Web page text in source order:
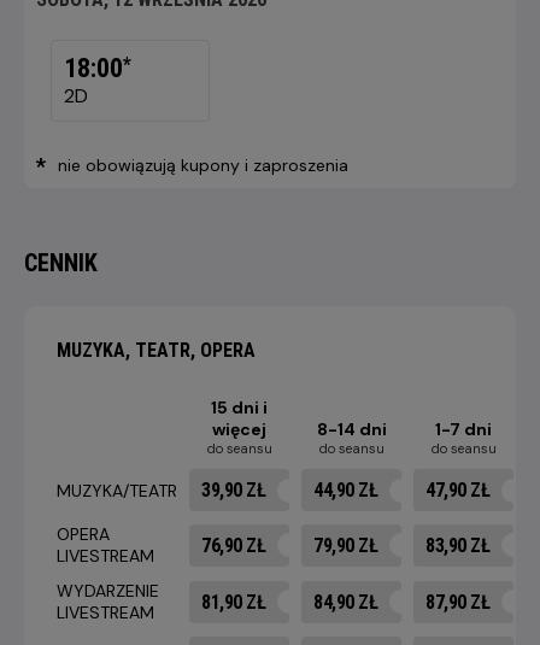
WRZEŚNIA
2026
18:00*
2D
* nie obowiązują kupony i zaproszenia
CENNIK
MUZYKA, TEATR, OPERA
15 dni i
więcej
do seansu
8-14 dni
do seansu
1-7 dni
do seansu
MUZYKA/TEATR
OPERA
LIVESTREAM
WYDARZENIE
LIVESTREAM
39,90 ZŁ 44,90 ZŁ 47,90 ZŁ
76,90 ZŁ 79,90 ZŁ 83,90 ZŁ
81,90 ZŁ 84,90 ZŁ 87,90 ZŁ